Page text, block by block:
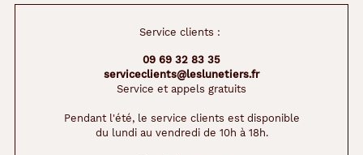
Service clients :
09 69 32 83 35
serviceclients@leslunetiers.fr
Service et appels gratuits
Pendant l'été, le service clients est disponible
du lundi au vendredi de 10h à 18h.